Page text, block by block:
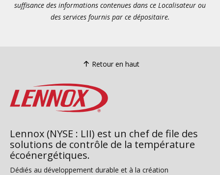
suffisance des informations contenues dans ce Localisateur ou
des services fournis par ce dépositaire.
Retour en haut
Lennox (NYSE : LII) est un chef de file des
solutions de contrôle de la température
écoénergétiques.
Dédiés au développement durable et à la création